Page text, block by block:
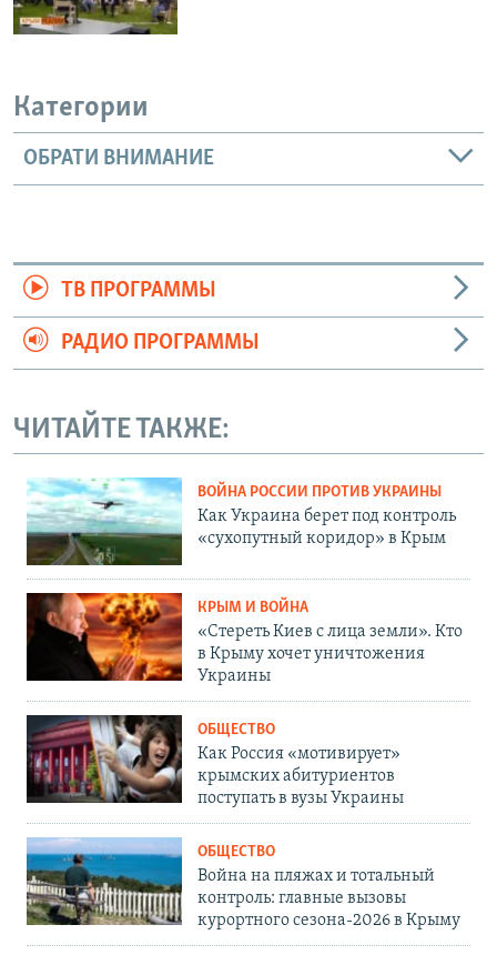
Категории
ОБРАТИ ВНИМАНИЕ
ТВ ПРОГРАММЫ
РАДИО ПРОГРАММЫ
ЧИТАЙТЕ ТАКЖЕ:
ВОЙНА РОССИИ ПРОТИВ УКРАИНЫ
Как Украина берет под контроль
«сухопутный коридор» в Крым
КРЫМ И ВОЙНА
«Стереть Киев с лица земли». Кто
в Крыму хочет уничтожения
Украины
ОБЩЕСТВО
Как Россия «мотивирует»
крымских абитуриентов
поступать в вузы Украины
ОБЩЕСТВО
Война на пляжах и тотальный
контроль: главные вызовы
курортного сезона-2026 в Крыму